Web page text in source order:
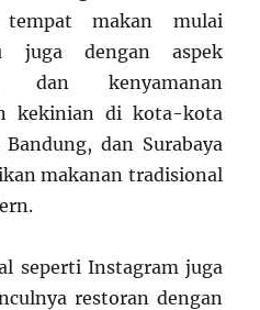
tempat makan mulai
juga dengan aspek
dan kenyamanan
kekinian di kota-kota
dan Surabaya
makanan tradisional
seperti Instagram juga
restoran dengan